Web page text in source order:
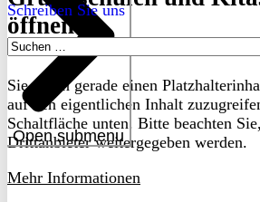
Open submenu
Schreiben Sie uns
Suchen
öffnen?
Sie sehen gerade einen
auf den eigentlichen Inhalt
Schaltfläche unten. Bitte beachten
Drittanbieter weitergegeben werden.
Mehr Informationen